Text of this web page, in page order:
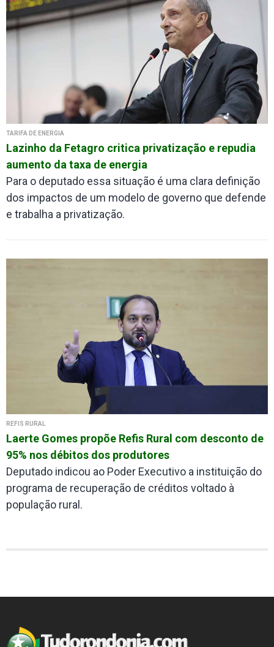
TARIFA DE ENERGIA
Lazinho da Fetagro critica privatização e repudia
aumento da taxa de energia
Para o deputado essa situação é uma clara definição
dos impactos de um modelo de governo que defende
e trabalha a privatização.
REFIS RURAL
Laerte Gomes propõe Refis Rural com desconto de
95% nos débitos dos produtores
Deputado indicou ao Poder Executivo a instituição do
programa de recuperação de créditos voltado à
população rural.